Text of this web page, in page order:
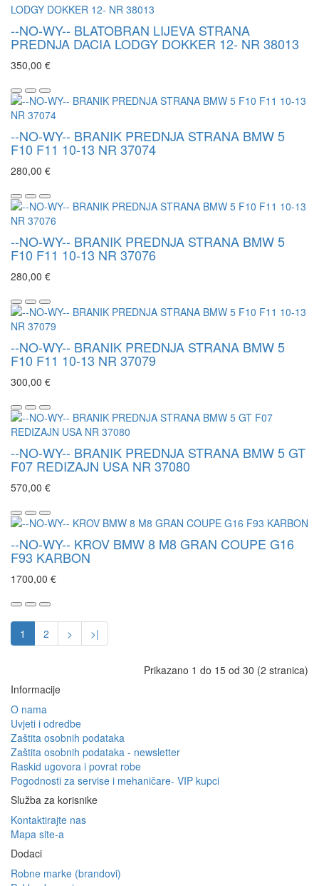
--NO-WY-- BLATOBRAN LIJEVA STRANA
PREDNJA DACIA LODGY DOKKER 12- NR 38013
350,00 €
--NO-WY-- BRANIK PREDNJA STRANA BMW 5
F10 F11 10-13 NR 37074
280,00 €
--NO-WY-- BRANIK PREDNJA STRANA BMW 5
F10 F11 10-13 NR 37076
280,00 €
--NO-WY-- BRANIK PREDNJA STRANA BMW 5
F10 F11 10-13 NR 37079
300,00 €
--NO-WY-- BRANIK PREDNJA STRANA BMW 5 GT
F07 REDIZAJN USA NR 37080
570,00 €
--NO-WY-- KROV BMW 8 M8 GRAN COUPE G16
F93 KARBON
1700,00 €
1 2 > >|
Prikazano 1 do 15 od 30 (2 stranica)
Informacije
O nama
Uvjeti i odredbe
Zaštita osobnih podataka
Zaštita osobnih podataka - newsletter
Raskid ugovora i povrat robe
Pogodnosti za servise i mehaničare- VIP kupci
Služba za korisnike
Kontaktirajte nas
Mapa site-a
Dodaci
Robne marke (brandovi)